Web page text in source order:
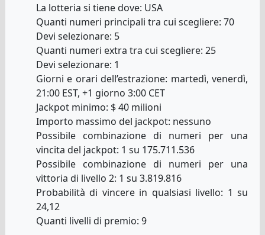
La lotteria si tiene dove: USA
Quanti numeri principali tra cui scegliere: 70
Devi selezionare: 5
Quanti numeri extra tra cui scegliere: 25
Devi selezionare: 1
Giorni e orari dell’estrazione: martedì, venerdì,
21:00 EST, +1 giorno 3:00 CET
Jackpot minimo: $ 40 milioni
Importo massimo del jackpot: nessuno
Possibile combinazione di numeri per una
vincita del jackpot: 1 su 175.711.536
Possibile combinazione di numeri per una
vittoria di livello 2: 1 su 3.819.816
Probabilità di vincere in qualsiasi livello: 1 su
24,12
Quanti livelli di premio: 9